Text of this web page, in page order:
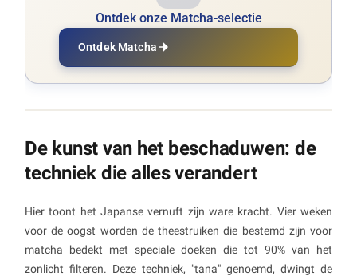
Ontdek onze Matcha-selectie
Ontdek Matcha
De kunst van het beschaduwen: de
techniek die alles verandert
Hier toont het Japanse vernuft zijn ware kracht. Vier weken
voor de oogst worden de theestruiken die bestemd zijn voor
matcha bedekt met speciale doeken die tot 90% van het
zonlicht filteren. Deze techniek, "tana" genoemd, dwingt de